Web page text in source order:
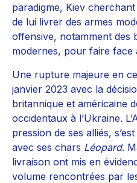
paradigme, Kiev
de lui livrer des armes
offensive, notamment des
modernes, pour faire face
Une rupture majeure en
janvier 2023 avec la
britannique et américaine
occidentaux à l’Ukraine.
pression de ses alliés,
avec ses chars Léopard.
livraison ont mis en
volume rencontrées par